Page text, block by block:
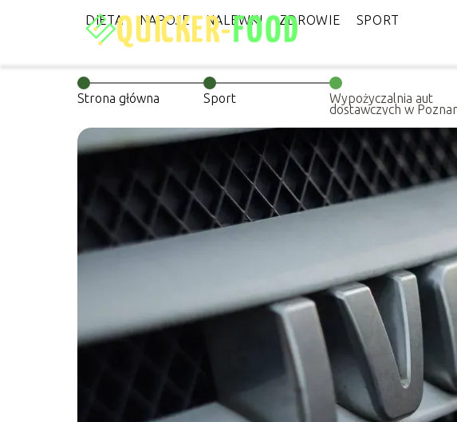
DIETA NAPOJE NALEWKI ZDROWIE SPORT
Strona główna Sport Wypożyczalnia aut
dostawczych w
przeprowadzki